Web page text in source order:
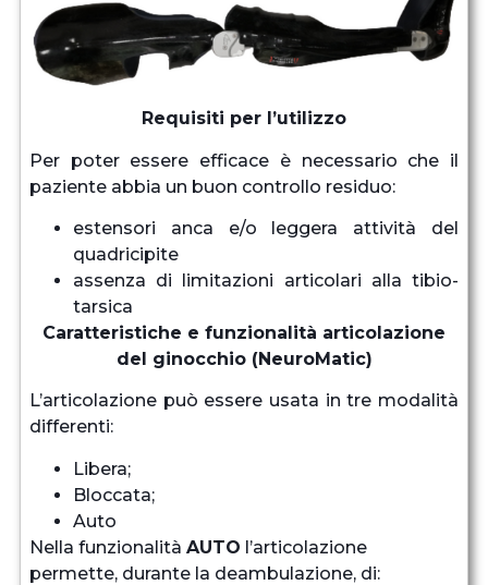
Requisiti per l’utilizzo
Per poter essere efficace è necessario che il
paziente abbia un buon controllo residuo:
estensori anca e/o leggera attività del
quadricipite
assenza di limitazioni articolari alla tibio-
tarsica
Caratteristiche e funzionalità articolazione
del ginocchio (NeuroMatic)
L’articolazione può essere usata in tre modalità
differenti:
Libera;
Bloccata;
Auto
Nella funzionalità AUTO l’articolazione
permette, durante la deambulazione, di: